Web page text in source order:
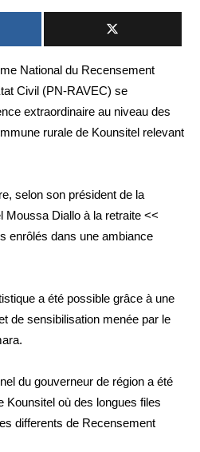
National du Recensement
Civil (PN-RAVEC) se
extraordinaire au niveau des
rurale de Kounsitel relevant
selon son président de la
Moussa Diallo à la retraite <<
enrôlés dans une ambiance
a été possible grâce à une
de sensibilisation menée par le
du gouverneur de région a été
Kounsitel où des longues files
differents de Recensement